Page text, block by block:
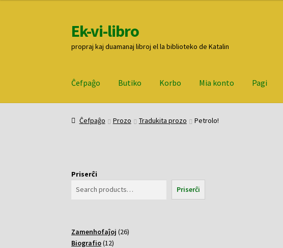
Pretersalti
al
navigado
Iri
rekte
al
enhavo
Ek-vi-libro
propraj kaj duamanaj libroj el la biblioteko de Katalin
Ĉefpaĝo Butiko Korbo Mia konto Pagi
ĈefpaĝoButiko Korbo Mia konto Pagi
Ĉefpaĝo Prozo Tradukita prozo Petrolo!
Priserĉi
Priserĉi
Zamenhofaĵoj 2626
Biografio 1212